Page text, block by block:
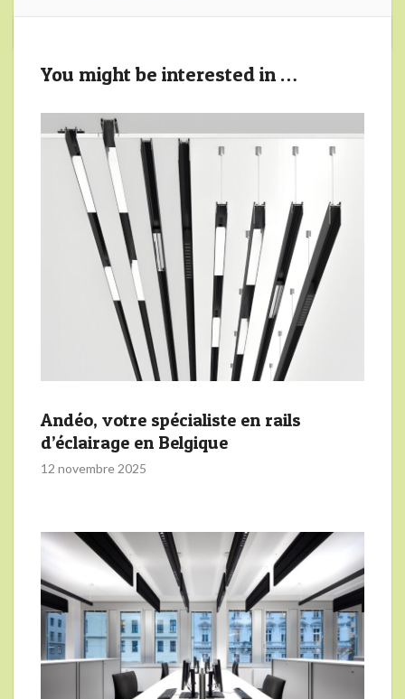
You might be interested in …
Andéo, votre spécialiste en rails
d’éclairage en Belgique
12 novembre 2025